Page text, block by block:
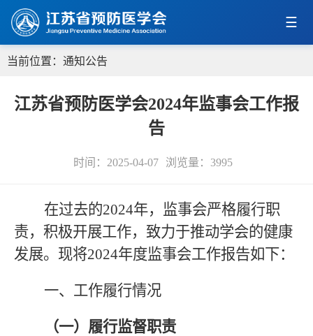
当前位置： 通知公告
江苏省预防医学会2024年监事会工作报
告
时间：2025-04-07 浏览量： 3995
在过去的2024年，监事会严格履行职
责，积极开展工作，致力于推动学会的健康
发展。现将2024年度监事会工作报告如下：
一、工作履行情况
（一）履行监督职责